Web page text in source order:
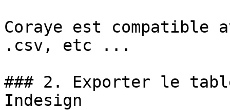
Coraye est
.csv, etc ...
### 2. Exporter le
Indesign